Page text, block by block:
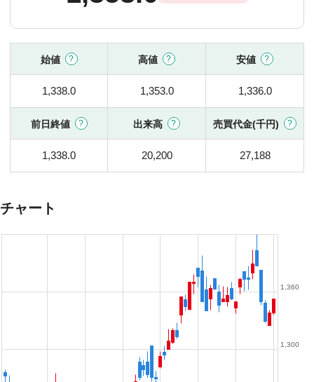
始値 高値 安値
1,338.0 1,353.0 1,336.0
前日終値 出来高 売買代金(千円)
1,338.0 20,200 27,188
チャート
1,300
1,360